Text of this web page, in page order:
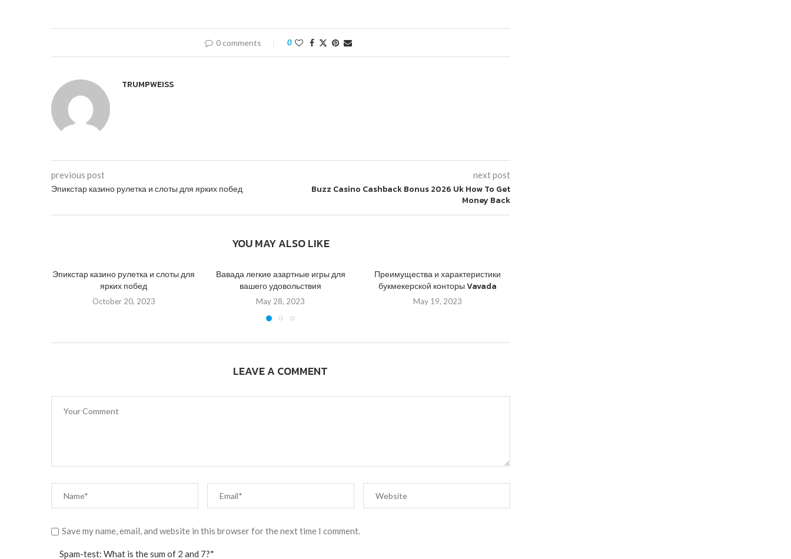
0 comments 0
TRUMPWEISS
previous post
Эпикстар казино рулетка и слоты для ярких побед
next post
Buzz Casino Cashback Bonus 2026 Uk How To Get
Money Back
YOU MAY ALSO LIKE
Эпикстар казино рулетка и слоты для
ярких побед
October 20, 2023
Вавада легкие азартные игры для
вашего удовольствия
May 28, 2023
Преимущества и характеристики
букмекерской конторы Vavada
May 19, 2023
LEAVE A COMMENT
Save my name, email, and website in this browser for the next time I comment.
Spam-test: What is the sum of 2 and 7?*